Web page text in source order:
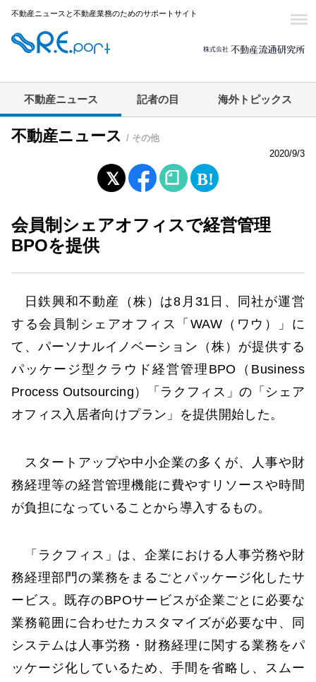
不動産ニュースと不動産業務のためのサポートサイト
不動産ニュース 記者の目 海外トピックス
不動産ニュース / その他
2020/9/3
会員制シェアオフィスで経営管理
BPOを提供
日鉄興和不動産（株）は8月31日、同社が運営
する会員制シェアオフィス「WAW（ワウ）」に
て、パーソナルイノベーション（株）が提供する
パッケージ型クラウド経営管理BPO（Business
Process Outsourcing）「ラクフィス」の「シェア
オフィス入居者向けプラン」を提供開始した。
スタートアップや中小企業の多くが、人事や財
務経理等の経営管理機能に費やすリソースや時間
が負担になっていることから導入するもの。
「ラクフィス」は、企業における人事労務や財
務経理部門の業務をまるごとパッケージ化したサ
ービス。既存のBPOサービスが企業ごとに必要な
業務範囲に合わせたカスタマイズが必要な中、同
システムは人事労務・財務経理に関する業務をパ
ッケージ化しているため、手間を省略し、スムー